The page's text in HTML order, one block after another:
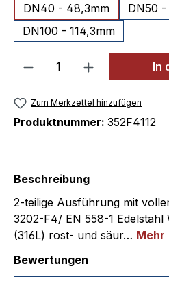
DN40 - 48,3mm
DN50 -
DN100 - 114,3mm
Produkt Anzahl: In
Zum Merkzettel hinzufügen
Produktnummer: 352F4112
Beschreibung
2-teilige Ausführung mit
3202-F4/ EN 558-1
(316L) rost- und säur… Mehr
Bewertungen